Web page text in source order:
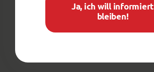
Ja, ich will informiert
bleiben!